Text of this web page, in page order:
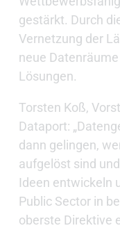
gestärkt. Durch
Vernetzung der
neue
Lösungen.
Torsten Koß,
Dataport:
dann gelingen,
aufgelöst sind
Ideen entwickeln
Public Sector in
oberste Direktive